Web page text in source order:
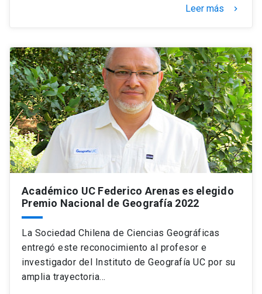
Leer más keyboard_arrow_right
Académico UC Federico Arenas es elegido
Premio Nacional de Geografía 2022
La Sociedad Chilena de Ciencias Geográficas
entregó este reconocimiento al profesor e
investigador del Instituto de Geografía UC por su
amplia trayectoria…